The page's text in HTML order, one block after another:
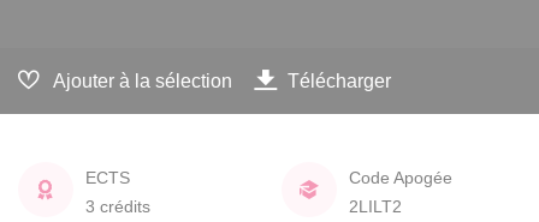
Ajouter à la sélection Télécharger
ECTS
3 crédits
Code Apogée
2LILT2